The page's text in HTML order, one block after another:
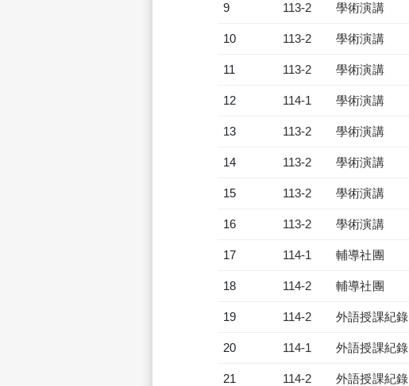
9 113-2 學術演講
10 113-2 學術演講
11 113-2 學術演講
12 114-1 學術演講
13 113-2 學術演講
14 113-2 學術演講
15 113-2 學術演講
16 113-2 學術演講
17 114-1 輔導社團
18 114-2 輔導社團
19 114-2 外語授課紀錄
20 114-1 外語授課紀錄
21 114-2 外語授課紀錄